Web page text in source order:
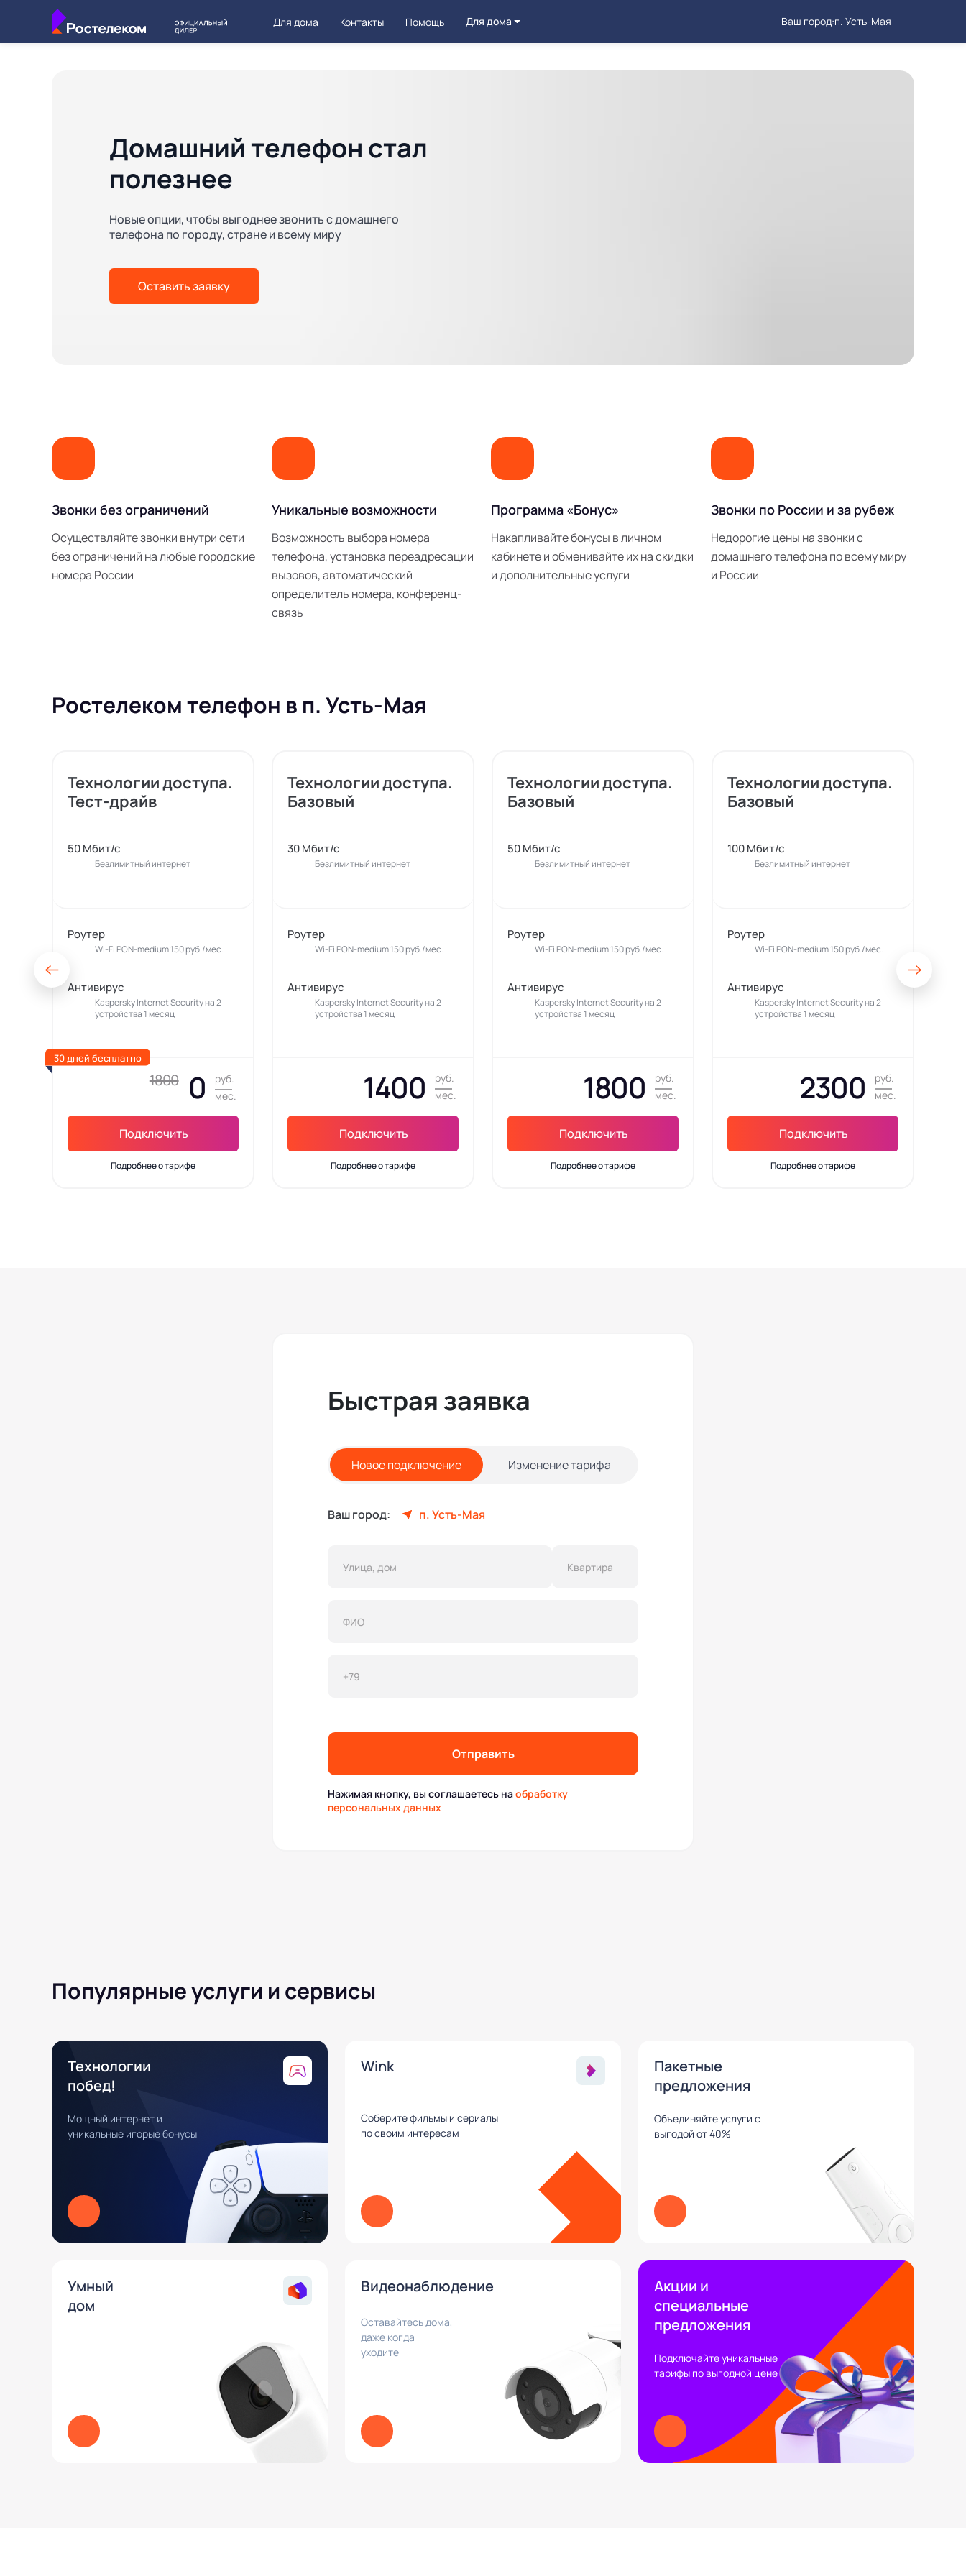
Для дома Контакты Помощь Для дома Ваш город:п. Усть-Мая
Домашний телефон стал
полезнее
Новые опции, чтобы выгоднее звонить с домашнего
телефона по городу, стране и всему миру
Оставить заявку
Звонки без ограничений
Осуществляйте звонки внутри сети
без ограничений на любые городские
номера России
Уникальные возможности
Возможность выбора номера
телефона, установка переадресации
вызовов, автоматический
определитель номера, конференц-
связь
Программа «Бонус»
Накапливайте бонусы в личном
кабинете и обменивайте их на скидки
и дополнительные услуги
Звонки по России и за рубеж
Недорогие цены на звонки с
домашнего телефона по всему миру
и России
Ростелеком телефон в п. Усть-Мая
Технологии доступа.
Тест-драйв
50 Мбит/с
Безлимитный интернет
Роутер
Wi-Fi PON-medium 150 руб./мес.
Антивирус
Kaspersky Internet Security на 2
устройства 1 месяц
1800 0
руб.
мес.
Подключить
Подробнее о тарифе
30 дней бесплатно
Технологии доступа.
Базовый
30 Мбит/с
Безлимитный интернет
Роутер
Wi-Fi PON-medium 150 руб./мес.
Антивирус
Kaspersky Internet Security на 2
устройства 1 месяц
1400
руб.
мес.
Подключить
Подробнее о тарифе
Технологии доступа.
Базовый
50 Мбит/с
Безлимитный интернет
Роутер
Wi-Fi PON-medium 150 руб./мес.
Антивирус
Kaspersky Internet Security на 2
устройства 1 месяц
1800
руб.
мес.
Подключить
Подробнее о тарифе
Технологии доступа.
Базовый
100 Мбит/с
Безлимитный интернет
Роутер
Wi-Fi PON-medium 150 руб./мес.
Антивирус
Kaspersky Internet Security на 2
устройства 1 месяц
2300
руб.
мес.
Подключить
Подробнее о тарифе
Быстрая заявка
Новое подключение Изменение тарифа
Ваш город: п. Усть-Мая
Отправить
Нажимая кнопку, вы соглашаетесь наобработку
персональных данных
Популярные услуги и сервисы
Технологии
побед!
Мощный интернет и
уникальные игорые бонусы
Wink
Соберите фильмы и сериалы
по своим интересам
Пакетные
предложения
Объединяйте услуги с
выгодой от 40%
Умный
дом
Видеонаблюдение
Оставайтесь дома,
даже когда
уходите
Акции и
специальные
предложения
Подключайте уникальные
тарифы по выгодной цене